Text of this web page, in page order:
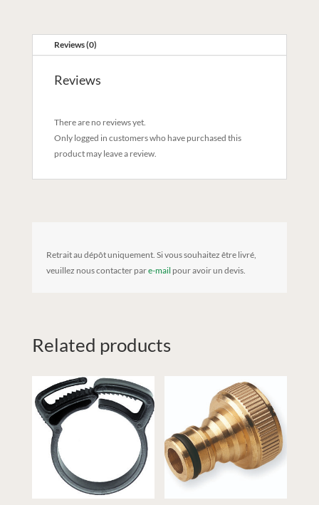
Reviews (0)
Reviews
There are no reviews yet.
Only logged in customers who have purchased this
product may leave a review.
Retrait au dépôt uniquement. Si vous souhaitez être livré,
veuillez nous contacter pare-mail pour avoir un devis.
Related products